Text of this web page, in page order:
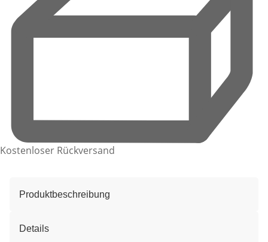
Kostenloser Rückversand
Produktbeschreibung
Details